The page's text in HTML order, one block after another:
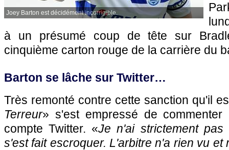
Joey Barton est décidément incorrigible.
à un présumé coup de tête sur
cinquième carton rouge de la carrière du
Barton se lâche sur Twitter…
Très remonté contre cette sanction qu'il
Terreur» s'est empressé de commenter
compte Twitter. «Je n'ai strictement pas
s'est fait escroquer. L'arbitre n'a rien vu et